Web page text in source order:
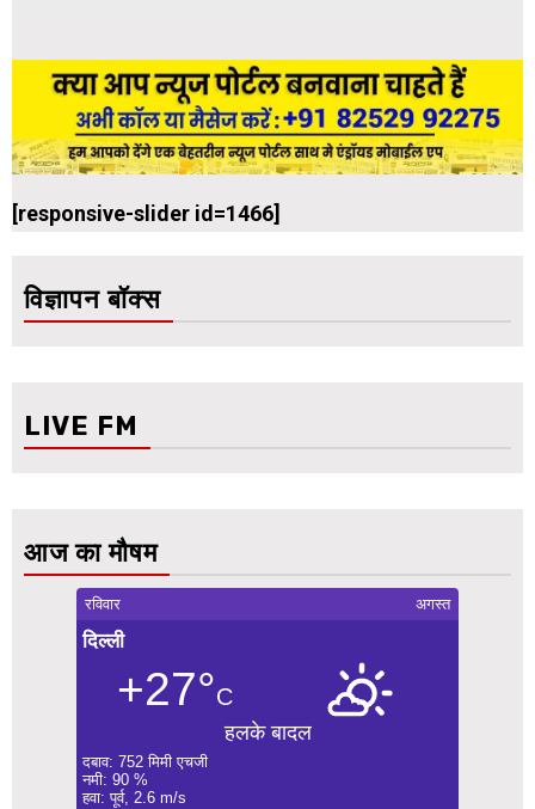
[responsive-slider id=1466]
विज्ञापन बॉक्स
LIVE FM
आज का मौषम
रविवार अगस्त
दिल्ली
+27°C
हलके बादल
दबाव: 752 मिमी एचजी
नमी: 90 %
हवा: पूर्व, 2.6 m/s